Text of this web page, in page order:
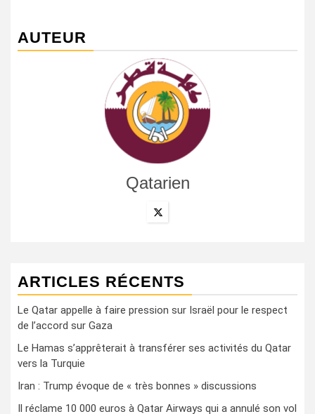
AUTEUR
Qatarien
ARTICLES RÉCENTS
Le Qatar appelle à faire pression sur Israël pour le respect
de l’accord sur Gaza
Le Hamas s’apprêterait à transférer ses activités du Qatar
vers la Turquie
Iran : Trump évoque de « très bonnes » discussions
Il réclame 10 000 euros à Qatar Airways qui a annulé son vol